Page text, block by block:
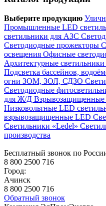
Выберите продукцию
Промышленные LED
светильники для АЗС
Светодиодные прожекторы
освещения Офисные
Архитектурные светильники
Подсветка бассейнов,
огни ЗОМ, ЗОЛ, СДЗО
Светодиодные
для Ж/Д Взрывозащищенные
Низковольтные LED
взрывозащищенные LED
Светильники «Ledel»
производства
Бесплатный звонок по
8 800 2500 716
Город:
Ачинск
8 800 2500 716
Обратный звонок